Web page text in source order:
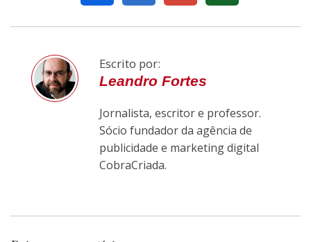
Escrito por:
Leandro Fortes
Jornalista, escritor e professor.
Sócio fundador da agência de
publicidade e marketing digital
CobraCriada.